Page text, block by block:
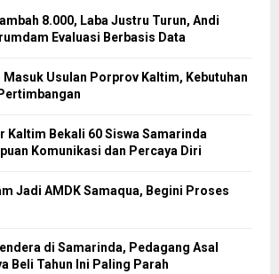
8.000, Laba Justru Turun, Andi
Evaluasi Berbasis Data
Masuk Usulan Porprov Kaltim, Kebutuhan
Kaltim Bekali 60 Siswa Samarinda
Komunikasi dan Percaya Diri
Jadi AMDK Samaqua, Begini Proses
di Samarinda, Pedagang Asal
Beli Tahun Ini Paling Parah